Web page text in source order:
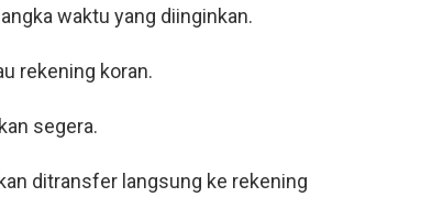
waktu yang diinginkan.
rekening koran.
segera.
ditransfer langsung ke rekening